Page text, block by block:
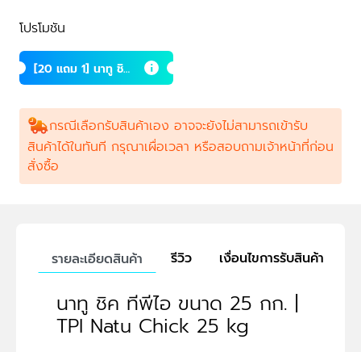
โปรโมชัน
[20 แถม 1] นาทู ชิค
ทีพีไอ 25 กก.
กรณีเลือกรับสินค้าเอง อาจจะยังไม่สามารถเข้ารับ
สินค้าได้ในทันที กรุณาเผื่อเวลา หรือสอบถามเจ้าหน้าที่ก่อน
สั่งซื้อ
รายละเอียดสินค้า รีวิว เงื่อนไขการรับสินค้า
นาทู ชิค ทีพีไอ ขนาด 25 กก. |
TPI Natu Chick 25 kg